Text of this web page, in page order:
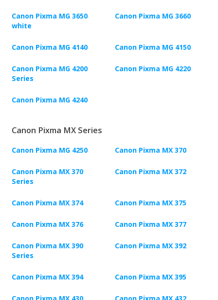
Canon Pixma MG 3650
white
Canon Pixma MG 3660
Canon Pixma MG 4140 Canon Pixma MG 4150
Canon Pixma MG 4200
Series
Canon Pixma MG 4220
Canon Pixma MG 4240
Canon Pixma MX Series
Canon Pixma MG 4250 Canon Pixma MX 370
Canon Pixma MX 370
Series
Canon Pixma MX 372
Canon Pixma MX 374 Canon Pixma MX 375
Canon Pixma MX 376 Canon Pixma MX 377
Canon Pixma MX 390
Series
Canon Pixma MX 392
Canon Pixma MX 394 Canon Pixma MX 395